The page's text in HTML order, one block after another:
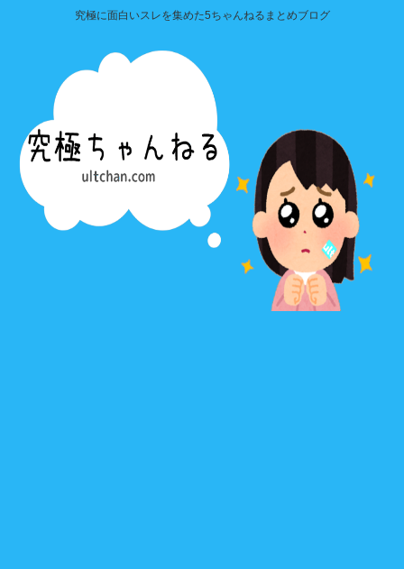
究極に面白いスレを集めた5ちゃんねるまとめブログ